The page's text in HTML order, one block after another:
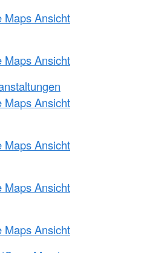
Maps Ansicht
Maps Ansicht
Maps Ansicht
Maps Ansicht
Maps Ansicht
Maps Ansicht